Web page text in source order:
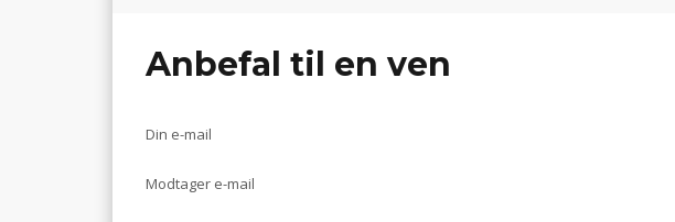
Anbefal til en ven
Din e-mail
Modtager e-mail